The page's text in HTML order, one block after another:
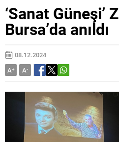
‘Sanat Güneşi’
Bursa’da anıldı
08.12.2024
A+ A-